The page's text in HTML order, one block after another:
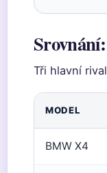
Tři hlavní
MODEL
BMW X4